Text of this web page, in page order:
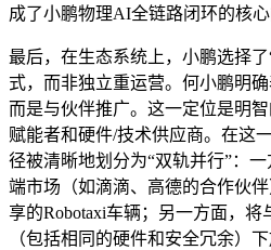
成了小鹏物理AI全链路闭环的核心
最后，在生态系统上，小鹏选择
式，而非独立重运营。何小鹏明确
而是与伙伴推广。这一定位是明
赋能者和硬件/技术供应商。在这
径被清晰地划分为“双轨并行”：
端市场（如滴滴、高德的合作伙
享的Robotaxi车辆；另一方面，将
（包括相同的硬件和安全冗余）